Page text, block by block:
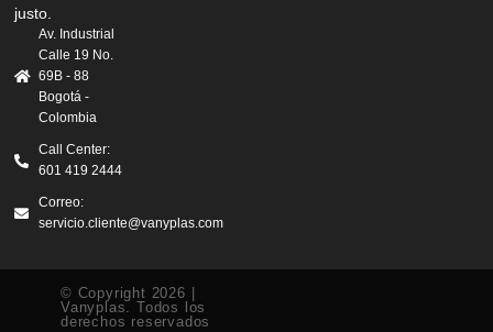
justo.
Av. Industrial
Calle 19 No.
69B - 88
Bogotá -
Colombia
Call Center:
601 419 2444
Correo:
servicio.cliente@vanyplas.com
© Copyright 2026 |
Vanyplas. Todos los
derechos reservados